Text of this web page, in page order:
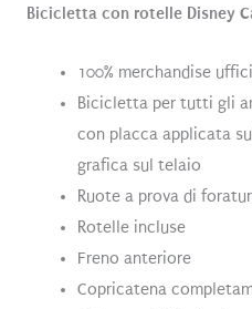
Bicicletta con rotelle Disney
100% merchandise
Bicicletta per tutti gli
con placca applicata
grafica sul telaio
Ruote a prova di
Rotelle incluse
Freno anteriore
Copricatena